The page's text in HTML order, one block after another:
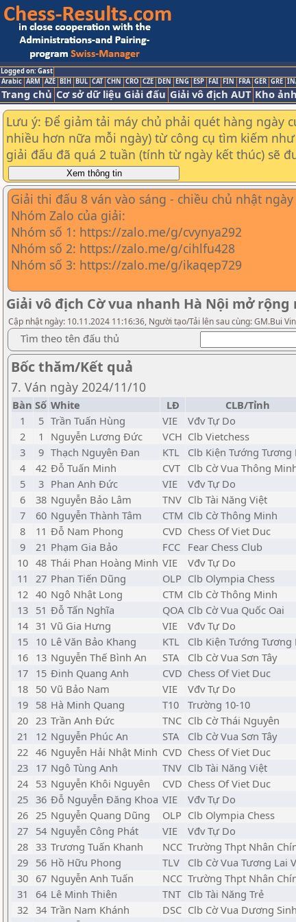
Logged on: Gast
Arabic ARM AZE BIH BUL CAT CHN CRO CZE DEN ENG ESP FAI FIN FRA GER GRE
Trang chủ Cơ sở dữ liệu Giải đấu Giải vô địch AUT Kho ảnh
Lưu ý: Để giảm tải máy chủ phải quét hàng ngày
nhiều hơn nữa mỗi ngày) từ công cụ tìm kiếm
giải đấu đã quá 2 tuần (tính từ ngày kết thúc) sẽ
Giải thi đấu 8 ván vào sáng - chiều chủ nhật
Nhóm Zalo của giải:
Nhóm số 1: https://zalo.me/g/cvynya292
Nhóm số 2: https://zalo.me/g/cihlfu428
Nhóm số 3: https://zalo.me/g/ikaqep729
Giải vô địch Cờ vua nhanh Hà Nội mở
Cập nhật ngày: 10.11.2024 11:16:36, Người tạo/Tải lên sau cùng: GM.Bui
Tìm theo tên đấu thủ
Bốc thăm/Kết quả
7. Ván ngày 2024/11/10
Bàn Số White LĐ CLB/Tỉnh
1
5 Trần Tuấn Hùng VIE Vđv Tự Do
2
1 Nguyễn Lương Đức VCH Clb Vietchess
3
9 Thạch Nguyên Đan KTL Clb Kiện Tướng Tương
4
42 Đỗ Tuấn Minh CVT Clb Cờ Vua Thông
5
3 Phan Anh Đức VIE Vđv Tự Do
6
38 Nguyễn Bảo Lâm TNV Clb Tài Năng Việt
7
60 Nguyễn Thành Tâm CTM Clb Cờ Thông Minh
8
11 Đỗ Nam Phong CVD Chess Of Viet Duc
9
21 Phạm Gia Bảo FCC Fear Chess Club
10 48 Thái Phan Hoàng Minh VIE Vđv Tự Do
11
27 Phan Tiến Dũng OLP Clb Olympia Chess
12 40 Ngô Nhật Long CTM Clb Cờ Thông Minh
13 51 Đỗ Tấn Nghĩa QOA Clb Cờ Vua Quốc Oai
14 31 Vũ Gia Hưng VIE Vđv Tự Do
15 10 Lê Văn Bảo Khang KTL Clb Kiện Tướng Tương
16 13 Nguyễn Thế Bình An STA Clb Cờ Vua Sơn Tây
17 15 Đinh Quang Anh CVD Chess Of Viet Duc
18 50 Vũ Bảo Nam VIE Vđv Tự Do
19 58 Hà Minh Quang T10 Trường 10-10
20 23 Trần Anh Đức TNC Clb Cờ Thái Nguyên
21
12 Nguyễn Phúc An STA Clb Cờ Vua Sơn Tây
22 46 Nguyễn Hải Nhật Minh CVD Chess Of Viet Duc
23 17 Ngô Tùng Anh TNV Clb Tài Năng Việt
24 53 Nguyễn Khôi Nguyên CVD Chess Of Viet Duc
25 36 Đỗ Nguyễn Đăng Khoa VIE Vđv Tự Do
26 25 Nguyễn Quang Dũng OLP Clb Olympia Chess
27 54 Nguyễn Công Phát VIE Vđv Tự Do
28 33 Trương Tuấn Khanh NCC Trường Thpt Nhân
29 56 Hồ Hữu Phong TLV Clb Cờ Vua Tương Lai
30 67 Nguyễn Anh Tuấn NCC Trường Thpt Nhân
31
64 Lê Minh Thiên TNT Clb Tài Năng Trẻ
32 34 Trần Nam Khánh DSC Clb Cờ Vua Dương Sinh